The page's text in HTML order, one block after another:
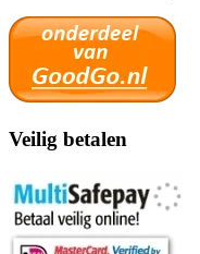
Veilig betalen